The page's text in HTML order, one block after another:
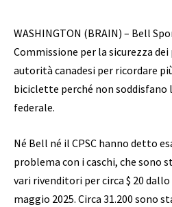
WASHINGTON (BRAIN) – Bell
Commissione per la sicurezza
autorità canadesi per ricordare
biciclette perché non soddisfano
federale.
Né Bell né il CPSC hanno detto
problema con i caschi, che sono
vari rivenditori per circa $ 20
maggio 2025. Circa 31.200 sono